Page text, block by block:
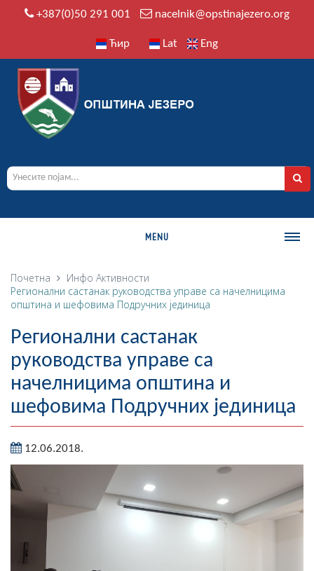
+387(0)50 291 001 nacelnik@opstinajezero.org
Ћир Lat Eng
MENU
О ОПШТИНИ
Историја
Географија
Насељена мјеста
Занимљивости
Фотогалерија
НАЧЕЛНИК
О Начелнику
Замјеник начелника
Извјештај о раду начелника
Почетна Инфо Активности
Регионални састанак руководства управе са начелницима
општина и шефовима Подручних јединица
Регионални састанак
руководства управе са
начелницима општина и
шефовима Подручних јединица
12.06.2018.